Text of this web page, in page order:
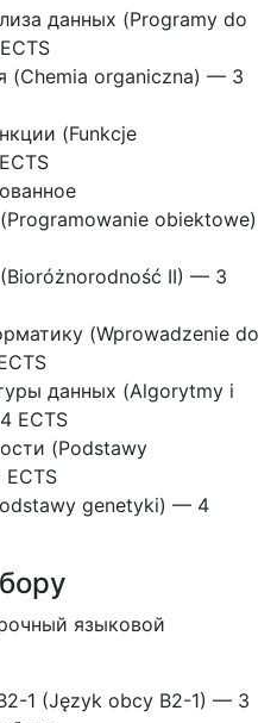
данных (Programy do
(Chemia organiczna) — 3
(Funkcje
obiektowe)
II) — 3
(Wprowadzenie do
данных (Algorytmy i
ECTS
(Podstawy
genetyki) — 4
языковой
1 (Język obcy B2-1) — 3